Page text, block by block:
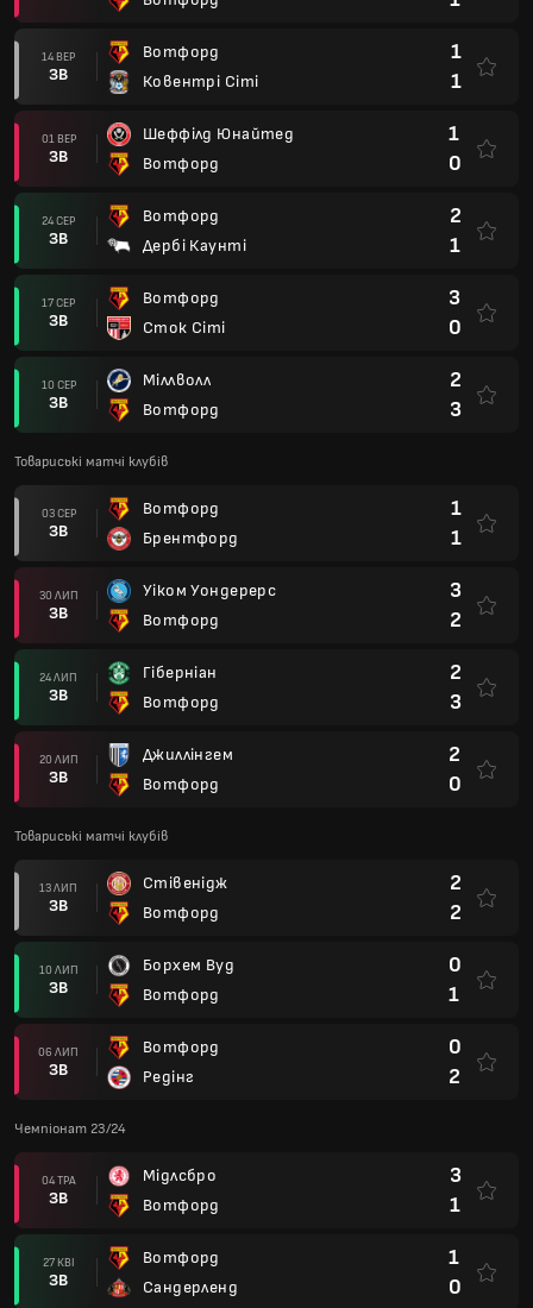
14 ВЕР
ЗВ
Вотфорд
Ковентрі Сіті
1
1
01 ВЕР
ЗВ
Шеффілд Юнайтед
Вотфорд
1
0
24 СЕР
ЗВ
Вотфорд
Дербі Каунті
2
1
17 СЕР
ЗВ
Вотфорд
Сток Сіті
3
0
10 СЕР
ЗВ
Міллволл
Вотфорд
2
3
Товариські матчі клубів
03 СЕР
ЗВ
Вотфорд
Брентфорд
1
1
30 ЛИП
ЗВ
Уіком Уондерерс
Вотфорд
3
2
24 ЛИП
ЗВ
Гіберніан
Вотфорд
2
3
20 ЛИП
ЗВ
Джиллінгем
Вотфорд
2
0
Товариські матчі клубів
13 ЛИП
ЗВ
Стівенідж
Вотфорд
2
2
10 ЛИП
ЗВ
Борхем Вуд
Вотфорд
0
1
06 ЛИП
ЗВ
Вотфорд
Редінг
0
2
Чемпіонат 23/24
04 ТРА
ЗВ
Мідлсбро
Вотфорд
3
1
27 КВІ
ЗВ
Вотфорд
Сандерленд
1
0